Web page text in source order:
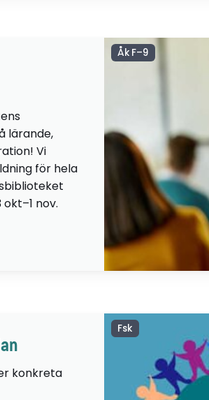
lärande,
Vi
för hela
nov.
Åk F–9
konkreta
Fsk